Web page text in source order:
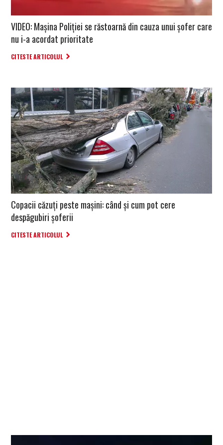
VIDEO: Mașina Poliției se răstoarnă din cauza unui șofer care
nu i-a acordat prioritate
CITESTE ARTICOLUL
Copacii căzuți peste mașini: când și cum pot cere
despăgubiri șoferii
CITESTE ARTICOLUL